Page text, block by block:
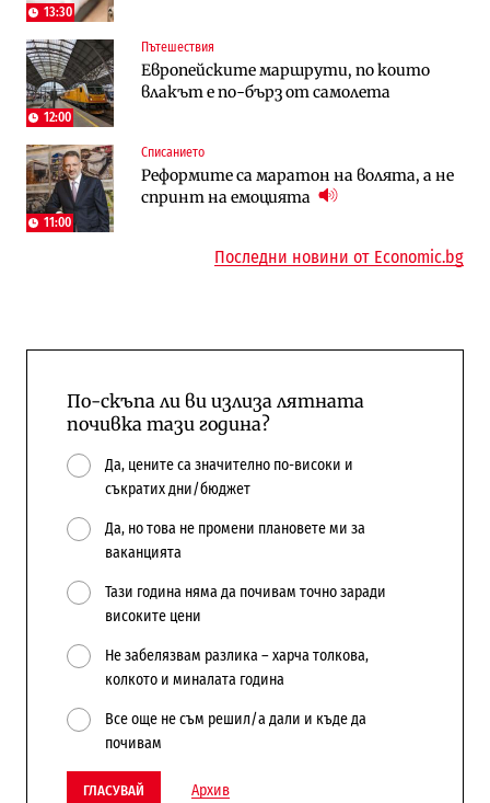
13:30
12:00
Пътешествия
Европейските маршрути, по които
влакът е по-бърз от самолета
11:00
Списанието
Реформите са маратон на волята, а не
спринт на емоцията
Енергетика
Държавният ТЕЦ „Марица изток 2“
работи с 5 блока
Енергетика
АЕЦ „Козлодуй“ ще работи само още
няколко седмици, ако сушата продължи
Компании
„Ендуросат“ ще строи огромен
космически и отбранителен център в
Регулации
Лекарствата за редки болести
попадат в капан на обществените
Последни новини от Economic.bg
По-скъпа ли ви излиза лятната
почивка тази година?
Да, цените са значително по-високи и
съкратих дни/бюджет
Да, но това не промени плановете ми за
ваканцията
Тази година няма да почивам точно заради
високите цени
Не забелязвам разлика – харча толкова,
колкото и миналата година
Все още не съм решил/а дали и къде да
почивам
ГЛАСУВАЙ Архив